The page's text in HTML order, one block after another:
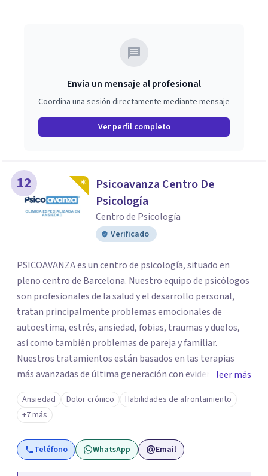
Envía un mensaje al profesional
Coordina una sesión directamente mediante mensaje
Ver perfil completo
12
Psicoavanza Centro De
Psicología
Centro de Psicología
Verificado
PSICOAVANZA es un centro de psicología, situado en
pleno centro de Barcelona. Nuestro equipo de psicólogos
son profesionales de la salud y el desarrollo personal,
tratan principalmente problemas emocionales de
autoestima, estrés, ansiedad, fobias, traumas y duelos,
así como también problemas de pareja y familiar.
Nuestros tratamientos están basados en las terapias
más avanzadas de última generación con evidencia
científica y con las técnicas más efectivas. Somos un
centro de referencia en los trastornos de ansiedad y
fobias, nuestro equipo ha desarrollado una terapia muy
innovadora y altamente efectiva para trabajar los
trastornos de ansiedad y fobias, integrando en la terapia
leer más
Ansiedad Dolor crónico
Habilidades de afrontamiento
+7 más
Teléfono WhatsApp Email